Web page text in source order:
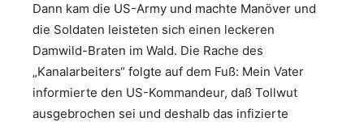
Dann kam die US-Army und machte Manöver und
die Soldaten leisteten sich einen leckeren
Damwild-Braten im Wald. Die Rache des
„Kanalarbeiters“ folgte auf dem Fuß: Mein Vater
informierte den US-Kommandeur, daß Tollwut
ausgebrochen sei und deshalb das infizierte